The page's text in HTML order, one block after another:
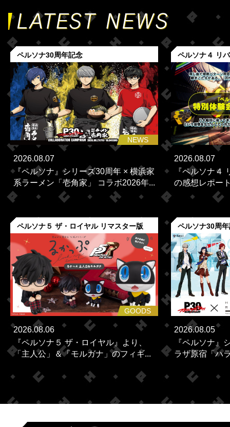
ペルソナ30周年記念
NEWS
2026.08.07
『ペルソナ』シリーズ30周年 × 横浜家
系ラーメン「壱角家」 コラボ2026年...
ペルソナ４ リ
2026.08.07
『ペルソナ４
の感想レポー
ペルソナ５ ザ・ロイヤル リマスター版
GOODS
2026.08.06
『ペルソナ５ ザ・ロイヤル』より、
「主人公」＆「モルガナ」のフィギ...
ペルソナ30周
2026.08.05
『ペルソナ』
ラザ原宿「ハ